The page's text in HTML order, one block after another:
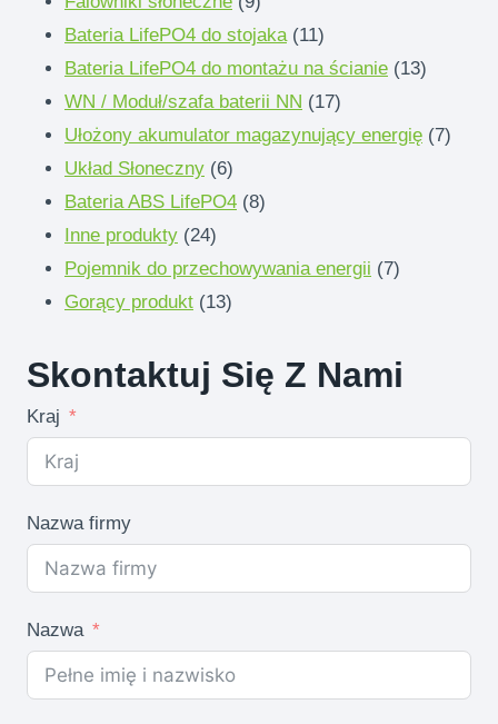
produkty
Bateria LifePO4 do stojaka 1111
produkty
Bateria LifePO4 do montażu na ścianie 1313
WN / Moduł/szafa baterii NN 1717
produkty
Ułożony akumulator magazynujący energię 77
Układ Słoneczny 66
produkty
Bateria ABS LifePO4 88
Inne produkty 2424
produkty
Pojemnik do przechowywania energii 77
Gorący produkt 1313
Skontaktuj Się Z Nami
Kraj
Nazwa firmy
Nazwa